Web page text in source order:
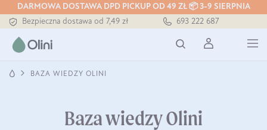
DARMOWA DOSTAWA DPD PICKUP OD 49 ZŁ 📦 3-9 SIERPNIA
Bezpieczna dostawa od 7,49 zł
Darmowa dostawa od 199 zł
Tłoczony zawsze na zimno
693 222 687
BAZA WIEDZY OLINI
Baza wiedzy Olini